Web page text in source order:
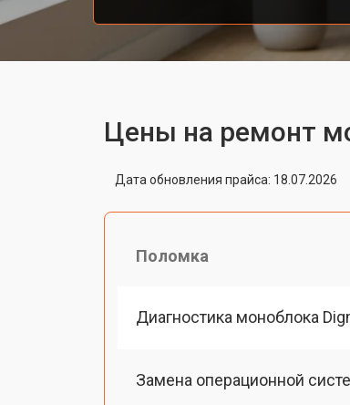
Цены на ремонт
Дата обновления прайса: 18.07.2026
Поломка
Диагностика моноблока
Замена операционной